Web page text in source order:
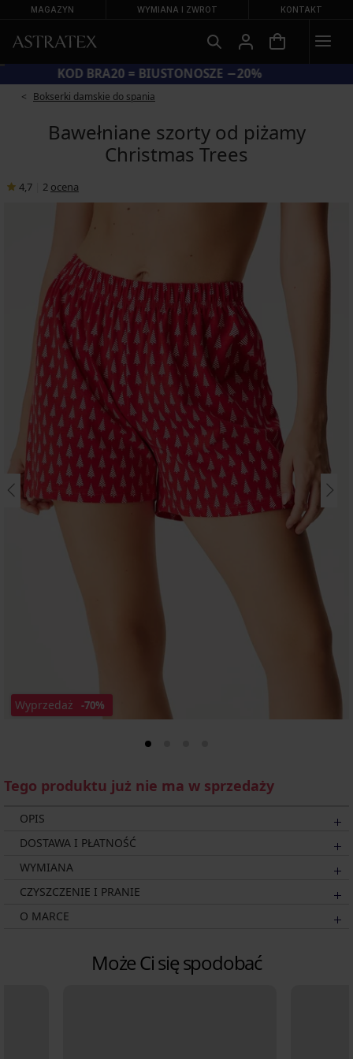
MAGAZYN WYMIANA I ZWROT KONTAKT
KOD BRA20 = BIUSTONOSZE −20%
Bokserki damskie do spania
Bawełniane szorty od piżamy
Christmas Trees
4,7 2 ocena
Wyprzedaż -70%
Tego produktu już nie ma w sprzedaży
OPIS
DOSTAWA I PŁATNOŚĆ
WYMIANA
CZYSZCZENIE I PRANIE
O MARCE
Może Ci się spodobać